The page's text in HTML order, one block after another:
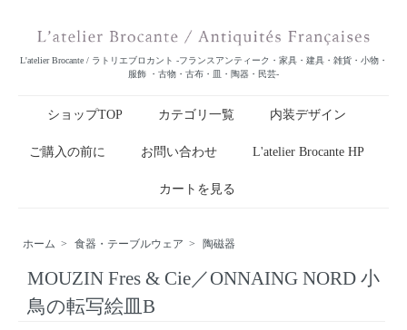
L'atelier Brocante / ラトリエブロカント -フランスアンティーク・家具・建具・雑貨・小物・
服飾 ・古物・古布・皿・陶器・民芸-
ショップTOP カテゴリ一覧 内装デザイン
ご購入の前に お問い合わせ L'atelier Brocante HP
カートを見る
ホーム > 食器・テーブルウェア > 陶磁器
MOUZIN Fres & Cie／ONNAING NORD 小
鳥の転写絵皿B